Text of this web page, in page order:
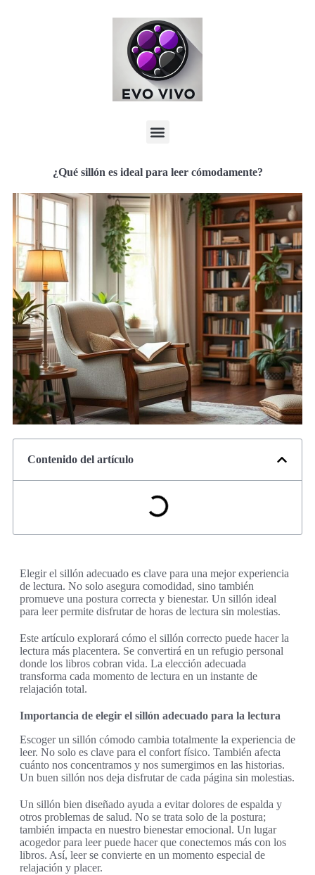
¿Qué sillón es ideal para leer cómodamente?
Contenido del artículo
Elegir el sillón adecuado es clave para una mejor experiencia
de lectura. No solo asegura comodidad, sino también
promueve una postura correcta y bienestar. Un sillón ideal
para leer permite disfrutar de horas de lectura sin molestias.
Este artículo explorará cómo el sillón correcto puede hacer la
lectura más placentera. Se convertirá en un refugio personal
donde los libros cobran vida. La elección adecuada
transforma cada momento de lectura en un instante de
relajación total.
Importancia de elegir el sillón adecuado para la lectura
Escoger un sillón cómodo cambia totalmente la experiencia de
leer. No solo es clave para el confort físico. También afecta
cuánto nos concentramos y nos sumergimos en las historias.
Un buen sillón nos deja disfrutar de cada página sin molestias.
Un sillón bien diseñado ayuda a evitar dolores de espalda y
otros problemas de salud. No se trata solo de la postura;
también impacta en nuestro bienestar emocional. Un lugar
acogedor para leer puede hacer que conectemos más con los
libros. Así, leer se convierte en un momento especial de
relajación y placer.